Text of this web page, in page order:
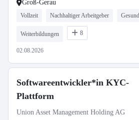
Groß-Gerau
Vollzeit Nachhaltiger Arbeitgeber
Weiterbildungen 8
02.08.2026
Softwareentwickler*in KYC-
Plattform
Union Asset Management Holding AG